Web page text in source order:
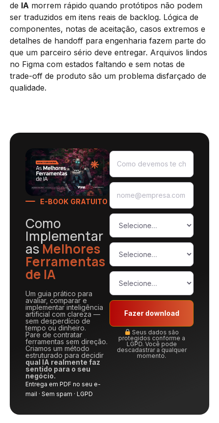
de IA morrem rápido quando protótipos não podem
ser traduzidos em itens reais de backlog. Lógica de
componentes, notas de aceitação, casos extremos e
detalhes de handoff para engenharia fazem parte do
que um parceiro sério deve entregar. Arquivos lindos
no Figma com estados faltando e sem notas de
trade-off de produto são um problema disfarçado de
qualidade.
E-BOOK GRATUITO
Como
Implementar
asMelhores
Ferramentas
de IA
Um guia prático para
avaliar, comparar e
implementar inteligência
artificial com clareza —
sem desperdício de
tempo ou dinheiro.
Pare de contratar
ferramentas sem direção.
Criamos um método
estruturado para decidir
qual IA realmente faz
sentido para o seu
negócio.
Entrega em PDF no seu e-
mail · Sem spam · LGPD
Fazer download
Seus dados são
protegidos conforme a
LGPD. Você pode
descadastrar a qualquer
momento.